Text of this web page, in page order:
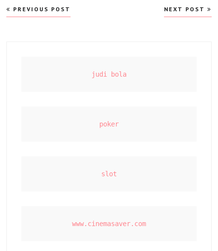
Post
navigation
PREVIOUS POST NEXT POST
judi bola
poker
slot
www.cinemasaver.com